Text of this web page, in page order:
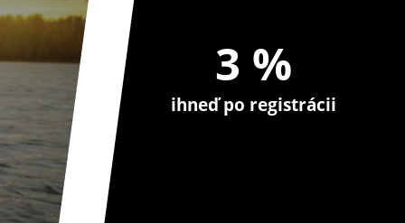
3 %
ihneď po registrácii